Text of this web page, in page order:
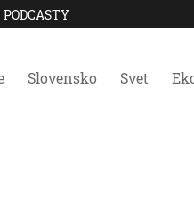
PODCASTY
Slovensko Svet